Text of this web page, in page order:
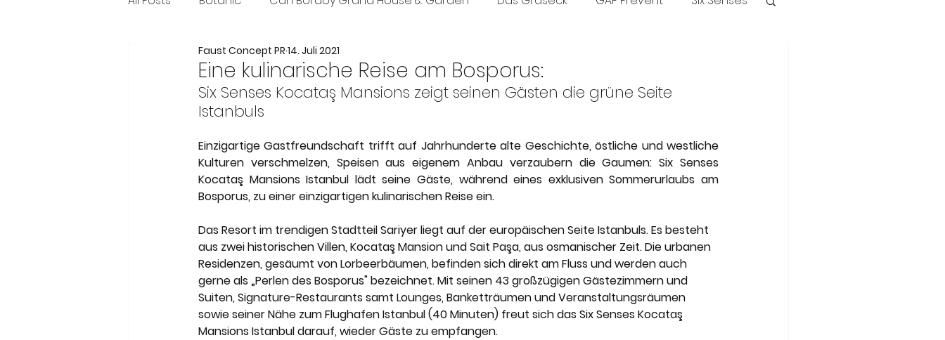
The Ozen Collection Faust Concept PR
Meneghetti Wine Hotel & Winery
Son Moli Country House Vestige Collection The Thinking Traveller
Eine kulinarische Reise am Bosporus:
Faust Concept PR 14. Juli 2021
Six Senses Kocataş Mansions zeigt seinen Gästen die grüne Seite
Istanbuls
Einzigartige Gastfreundschaft trifft auf Jahrhunderte alte Geschichte, östliche und westliche
Kulturen verschmelzen, Speisen aus eigenem Anbau verzaubern die Gaumen: Six Senses
Kocataş Mansions Istanbul lädt seine Gäste, während eines exklusiven Sommerurlaubs am
Bosporus, zu einer einzigartigen kulinarischen Reise ein.
Das Resort im trendigen Stadtteil Sariyer liegt auf der europäischen Seite Istanbuls. Es besteht
aus zwei historischen Villen, Kocataş Mansion und Sait Paşa, aus osmanischer Zeit. Die urbanen
Residenzen, gesäumt von Lorbeerbäumen, befinden sich direkt am Fluss und werden auch
gerne als „Perlen des Bosporus" bezeichnet. Mit seinen 43 großzügigen Gästezimmern und
Suiten, Signature-Restaurants samt Lounges, Banketträumen und Veranstaltungsräumen
sowie seiner Nähe zum Flughafen Istanbul (40 Minuten) freut sich das Six Senses Kocataş
Mansions Istanbul darauf, wieder Gäste zu empfangen.